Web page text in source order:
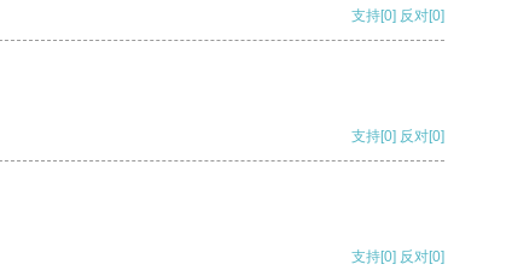
支持[0] 反对[0]
支持[0] 反对[0]
支持[0] 反对[0]